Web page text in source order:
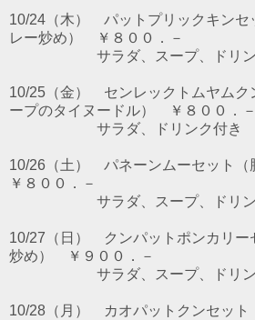
10/24（木） パットプリックキンセ
レー炒め） ￥８００．－
サラダ、スープ、ドリン
10/25（金） センレックトムヤムク
ープのタイヌードル） ￥８００．－
サラダ、ドリンク付き
10/26（土） パネーンムーセット
￥８００．－
サラダ、スープ、ドリン
10/27（日） クンパットポンカリー
炒め） ￥９００．－
サラダ、スープ、ドリン
10/28（月） カオパットクンセット